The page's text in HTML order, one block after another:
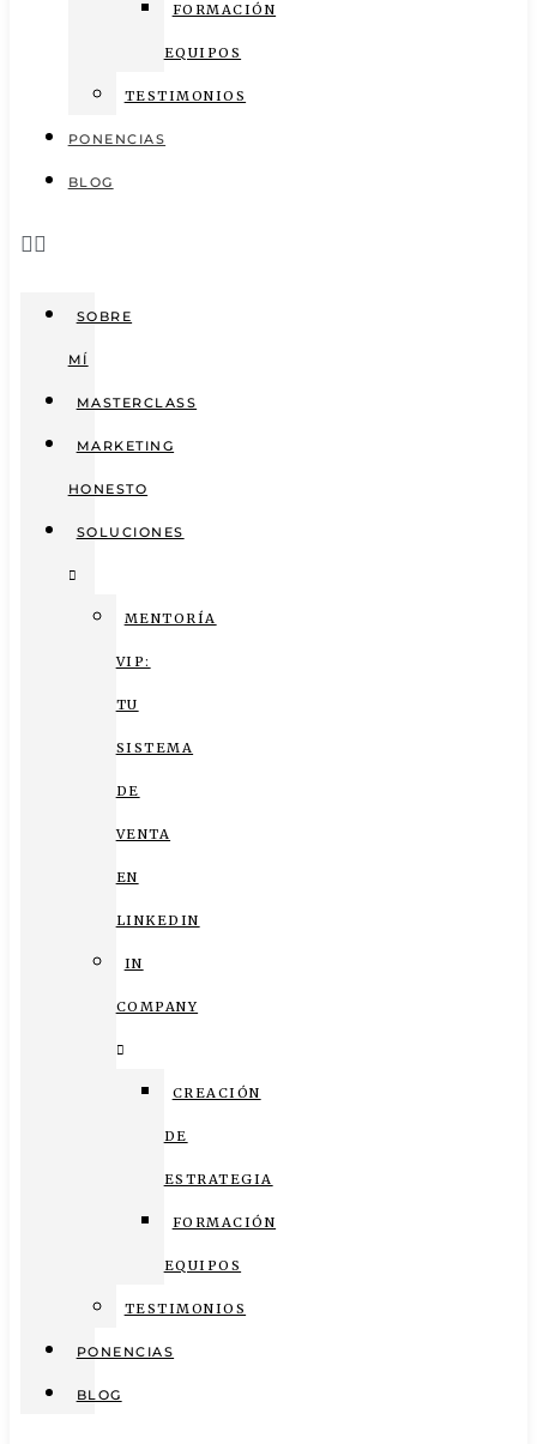
FORMACIÓN
EQUIPOS
TESTIMONIOS
PONENCIAS
BLOG
SOBRE
MÍ
MASTERCLASS
MARKETING
HONESTO
SOLUCIONES
MENTORÍA
VIP:
TU
SISTEMA
DE
VENTA
EN
LINKEDIN
IN
COMPANY
CREACIÓN
DE
ESTRATEGIA
FORMACIÓN
EQUIPOS
TESTIMONIOS
PONENCIAS
BLOG